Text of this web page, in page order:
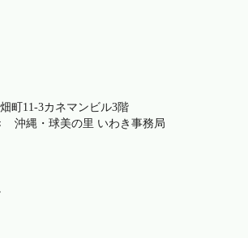
3カネマンビル3階
・球美の里 いわき事務局